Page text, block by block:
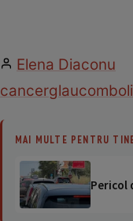
Elena Diaconu
cancerglaucom
MAI MULTE PENTRU
Pericol